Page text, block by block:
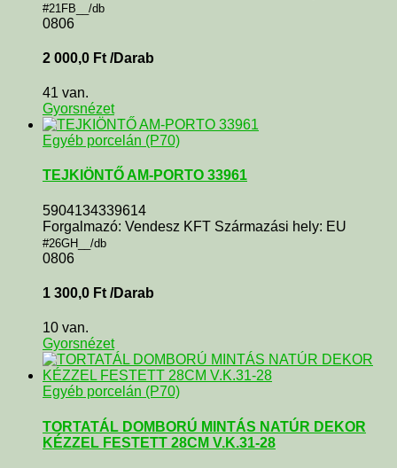
#21FB__/db
0806
2 000,0 Ft /Darab
41 van.
Gyorsnézet
Egyéb porcelán (P70)
TEJKIÖNTŐ AM-PORTO 33961
5904134339614
Forgalmazó: Vendesz KFT Származási hely: EU
#26GH__/db
0806
1 300,0 Ft /Darab
10 van.
Gyorsnézet
Egyéb porcelán (P70)
TORTATÁL DOMBORÚ MINTÁS NATÚR DEKOR
KÉZZEL FESTETT 28CM V.K.31-28